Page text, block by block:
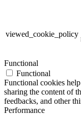
viewed_cookie_policy
Functional
Functional
Functional cookies
sharing the content of
feedbacks, and other
Performance